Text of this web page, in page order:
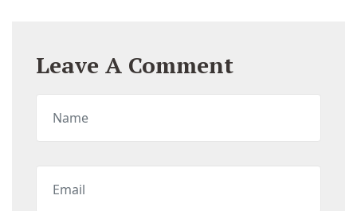
Leave A Comment